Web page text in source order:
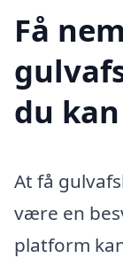
Få
du
At få
være en
platform